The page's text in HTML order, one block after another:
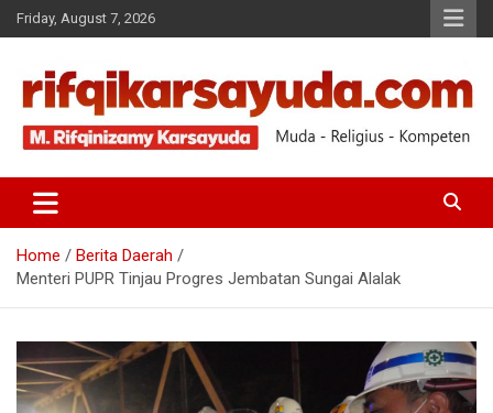
Friday, August 7, 2026
RIFQI KARSAYUDA
Home
Berita Daerah
Menteri PUPR Tinjau Progres Jembatan Sungai Alalak